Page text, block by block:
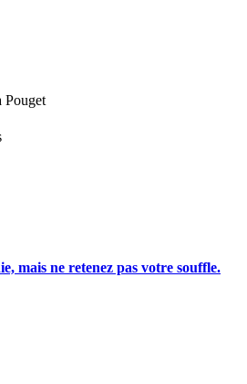
Pouget
mais ne retenez pas votre souffle.